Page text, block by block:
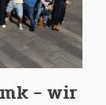
– wir